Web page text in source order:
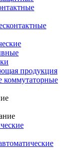
продукция
коммутаторные